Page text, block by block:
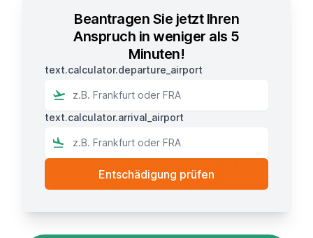
Beantragen Sie jetzt Ihren
Anspruch in weniger als 5
Minuten!
text.calculator.departure_airport
text.calculator.arrival_airport